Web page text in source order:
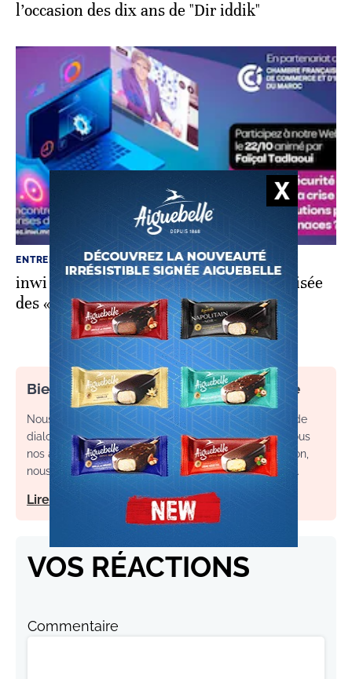
l’occasion des dix ans de "Dir iddik"
ENTREPRISE
inwi lance une quatrième édition digitalisée
des «Rencontres Entreprises»
Bienvenue dans l’espace commentaire
Nous souhaitons un espace de débat, d’échange et de
dialogue. Afin d'améliorer la qualité des échanges sous
nos articles, ainsi que votre expérience de contribution,
nous vous invitons à consulter nos règles d’utilisation.
Lire notre charte
VOS RÉACTIONS
Commentaire